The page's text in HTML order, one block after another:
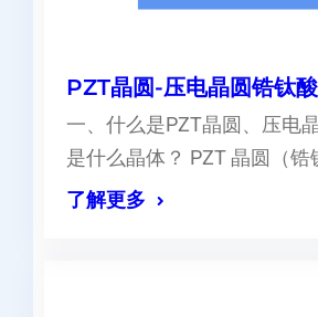
PZT晶圆-压电晶圆锆钛
一、什么是PZT晶圆、压电
是什么晶体？ PZT 晶圆（锆
了解更多